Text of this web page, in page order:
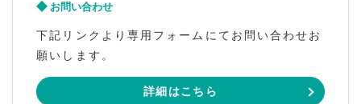
お問い合わせ
下記リンクより専用フォームにてお問い合わせお
願いします。
詳細はこちら